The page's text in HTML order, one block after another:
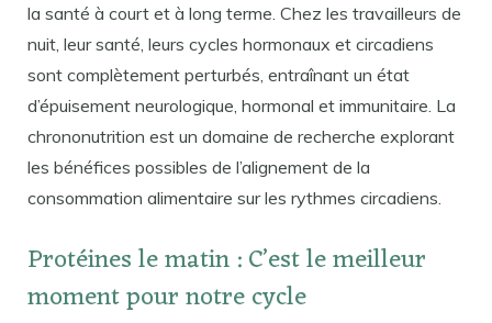
la santé à court et à long terme. Chez les travailleurs de
nuit, leur santé, leurs cycles hormonaux et circadiens
sont complètement perturbés, entraînant un état
d’épuisement neurologique, hormonal et immunitaire. La
chrononutrition est un domaine de recherche explorant
les bénéfices possibles de l’alignement de la
consommation alimentaire sur les rythmes circadiens.
Protéines le matin : C’est le meilleur
moment pour notre cycle